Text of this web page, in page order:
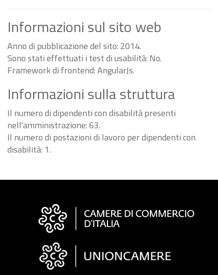
Informazioni sul sito web
Anno di pubblicazione del sito: 2014.
Sono stati effettuati i test di usabilità: No.
Framework di frontend: AngularJs.
Informazioni sulla struttura
Il numero di dipendenti con disabilità presenti
nell'amministrazione: 63.
Il numero di postazioni di lavoro per dipendenti con
disabilità: 1.
Informazioni
"Fattura